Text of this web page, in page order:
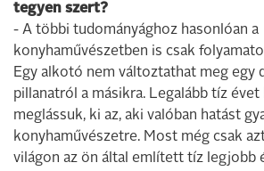
tegyen szert?
- A többi tudományághoz hasonlóan a
konyhaművészetben is csak
Egy alkotó nem változtathat meg egy
pillanatról a másikra. Legalább tíz évet
meglássuk, ki az, aki valóban hatást
konyhaművészetre. Most még csak
világon az ön által említett tíz legjobb